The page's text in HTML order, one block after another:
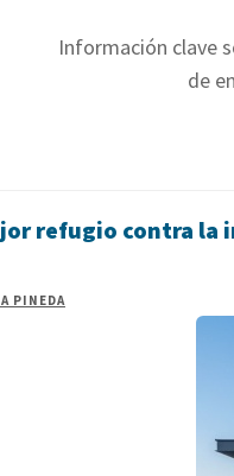
Información clave
de
refugio contra la
PINEDA